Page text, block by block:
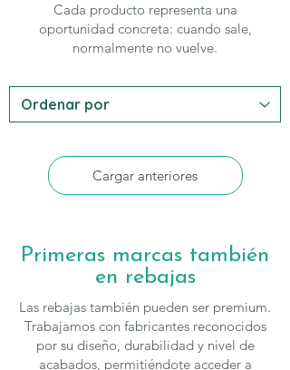
Cada producto representa una
oportunidad concreta: cuando sale,
normalmente no vuelve.
Cargar anteriores
Primeras marcas también
en rebajas
Las rebajas también pueden ser premium.
Trabajamos con fabricantes reconocidos
por su diseño, durabilidad y nivel de
acabados, permitiéndote acceder a